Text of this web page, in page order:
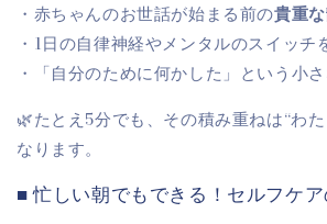
・赤ちゃんのお世話が始まる前の貴重
・1日の自律神経やメンタルのスイッチ
・「自分のために何かした」という小
🌿たとえ5分でも、その積み重ねは“わ
なります。
■ 忙しい朝でもできる！セルフケ